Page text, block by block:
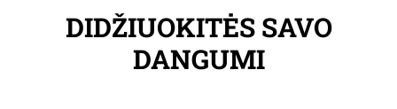
DIDŽIUOKITĖS SAVO
DANGUMI